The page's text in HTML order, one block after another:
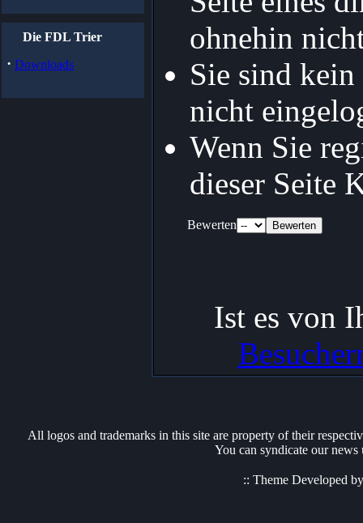
Die FDL Trier
· Downloads
ohnehin
Sie sind
nicht
Wenn Sie
dieser Seite
Bewerten
Ist es von
All logos and trademarks in this site are property of their
You can syndicate our
:: Theme Developed